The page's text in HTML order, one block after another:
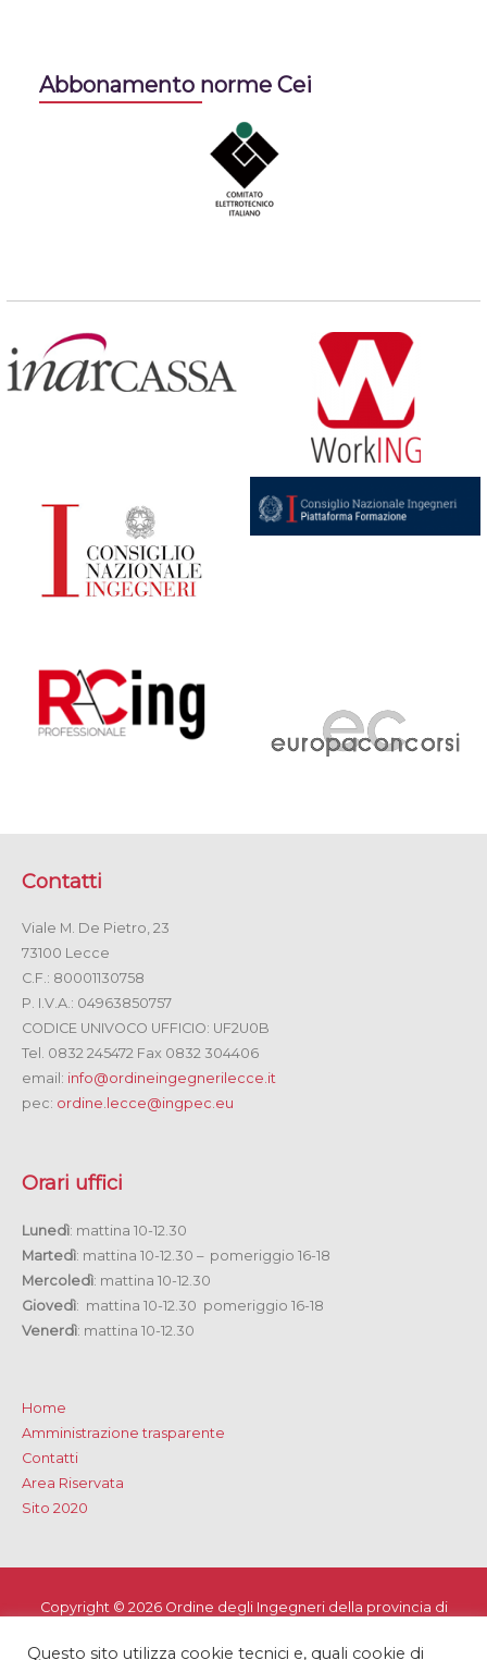
Abbonamento norme Cei
Contatti
Viale M. De Pietro, 23
73100 Lecce
C.F.: 80001130758
P. I.V.A.: 04963850757
CODICE UNIVOCO UFFICIO: UF2U0B
Tel. 0832 245472 Fax 0832 304406
email: info@ordineingegnerilecce.it
pec: ordine.lecce@ingpec.eu
Orari uffici
Lunedì: mattina 10-12.30
Martedì: mattina 10-12.30 – pomeriggio 16-18
Mercoledì: mattina 10-12.30
Giovedì: mattina 10-12.30 pomeriggio 16-18
Venerdì: mattina 10-12.30
Home
Amministrazione trasparente
Contatti
Area Riservata
Sito 2020
Copyright © 2026 Ordine degli Ingegneri della provincia di
Questo sito utilizza cookie tecnici e, quali cookie di